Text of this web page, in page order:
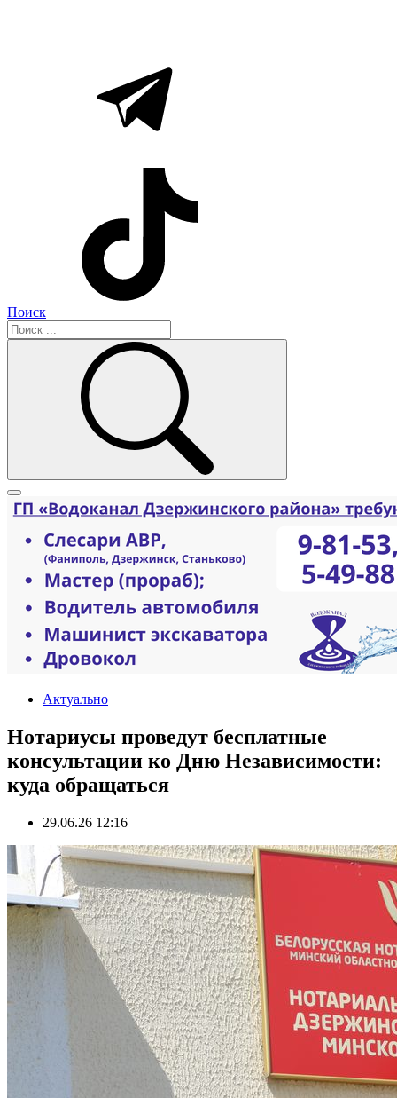
Поиск
Актуально
Нотариусы проведут бесплатные
консультации ко Дню Независимости:
куда обращаться
29.06.26 12:16